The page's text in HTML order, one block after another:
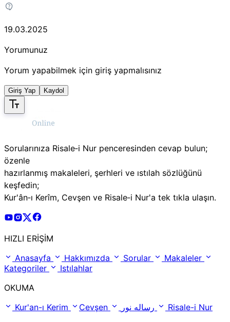
19.03.2025
Yorumunuz
Yorum yapabilmek için giriş yapmalısınız
Giriş Yap Kaydol
Sorularınıza Risale‑i Nur penceresinden cevap bulun;
özenle
hazırlanmış makaleleri, şerhleri ve ıstılah sözlüğünü
keşfedin;
Kur'ân‑ı Kerîm, Cevşen ve Risale‑i Nur'a tek tıkla ulaşın.
Risale Online Youtube Hesabı
Risale Online Instagram Hesabı
Risale Online X Hesabı
HIZLI ERİŞİM
Anasayfa
Hakkımızda Sorular
Makaleler
Kategoriler
Istılahlar
OKUMA
Kur'an-ı Kerim
Cevşen
Risale-i Nur